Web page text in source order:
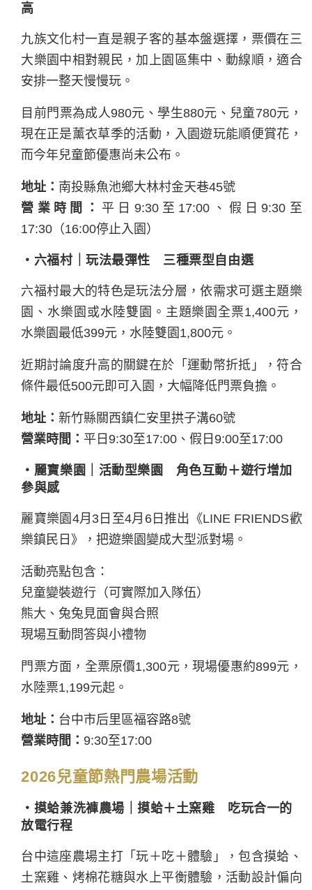
高
九族文化村一直是親子客的基本盤選擇，票價在三
大樂園中相對親民，加上園區集中、動線順，適合
安排一整天慢慢玩。
目前門票為成人980元、學生880元、兒童780元，
現在正是薰衣草季的活動，入園遊玩能順便賞花，
而今年兒童節優惠尚未公布。
地址： 南投縣魚池鄉大林村金天巷45號
營業時間： 平日9:30至17:00、假日9:30至
17:30（16:00停止入園）
・六福村｜玩法最彈性 三種票型自由選
六福村最大的特色是玩法分層，依需求可選主題樂
園、水樂園或水陸雙園。主題樂園全票1,400元，
水樂園最低399元，水陸雙園1,800元。
近期討論度升高的關鍵在於「運動幣折抵」，符合
條件最低500元即可入園，大幅降低門票負擔。
地址：新竹縣關西鎮仁安里拱子溝60號
營業時間： 平日9:30至17:00、假日9:00至17:00
・麗寶樂園｜活動型樂園 角色互動＋遊行增加
參與感
麗寶樂園4月3日至4月6日推出《LINE FRIENDS歡
樂鎮民日》，把遊樂園變成大型派對場。
活動亮點包含：
兒童變裝遊行（可實際加入隊伍）
熊大、兔兔見面會與合照
現場互動問答與小禮物
門票方面，全票原價1,300元，現場優惠約899元，
水陸票1,199元起。
地址： 台中市后里區福容路8號
營業時間：9:30至17:00
2026兒童節熱門農場活動
・摸蛤兼洗褲農場｜摸蛤＋土窯雞 吃玩合一的
放電行程
台中這座農場主打「玩＋吃＋體驗」，包含摸蛤、
土窯雞、烤棉花糖與水上平衡體驗，活動設計偏向